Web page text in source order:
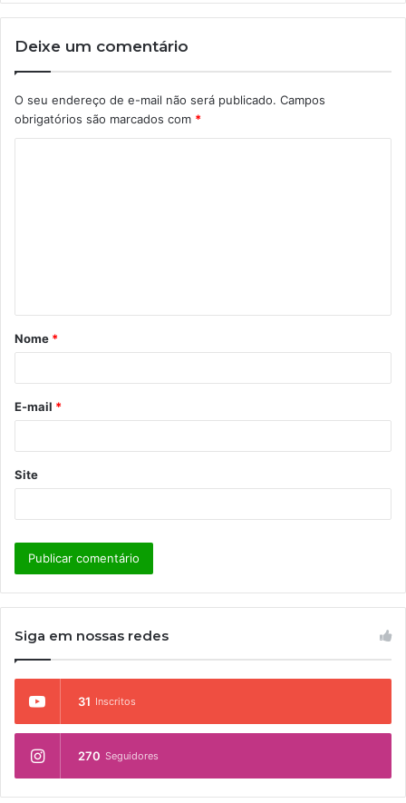
Deixe um comentário
O seu endereço de e-mail não será publicado. Campos
obrigatórios são marcados com *
á
r
*
Nome *
E-mail *
Site
Siga em nossas redes
31 Inscritos
270 Seguidores